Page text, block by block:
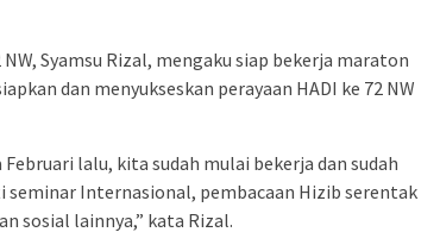
Syamsu Rizal, mengaku siap bekerja maraton
dan menyukseskan perayaan HADI ke 72 NW
lalu, kita sudah mulai bekerja dan sudah
seminar Internasional, pembacaan Hizib serentak
sosial lainnya,” kata Rizal.